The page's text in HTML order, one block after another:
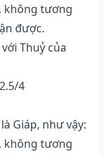
không tương
được.
Thuỷ của
4
Giáp, như vậy:
không tương